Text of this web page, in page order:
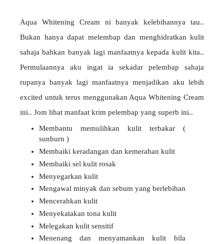
Aqua Whitening Cream ni banyak kelebihannya tau..
Bukan hanya dapat melembap dan menghidratkan kulit
sahaja bahkan banyak lagi manfaatnya kepada kulit kita..
Permulaannya aku ingat ia sekadar pelembap sahaja
rupanya banyak lagi manfaatnya menjadikan aku lebih
excited untuk terus menggunakan Aqua Whitening Cream
ini.. Jom lihat manfaat krim pelembap yang superb ini..
Membantu memulihkan kulit terbakar (
sunburn )
Membaiki keradangan dan kemerahan kulit
Membaiki sel kulit rosak
Menyegarkan kulit
Mengawal minyak dan sebum yang berlebihan
Mencerahkan kulit
Menyekatakan tona kulit
Melegakan kulit sensitif
Menenang dan menyamankan kulit bila